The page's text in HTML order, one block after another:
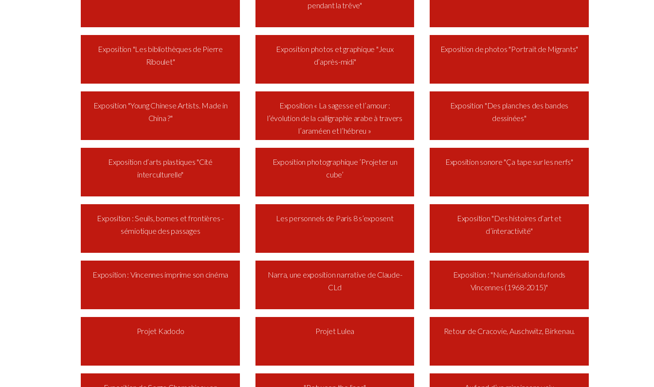
pendant la trêve"
Exposition "Les bibliothèques de Pierre
Riboulet"
Exposition photos et graphique "Jeux
d’après-midi"
Exposition de photos "Portrait de Migrants"
Exposition "Young Chinese Artists. Made in
China ?"
Exposition « La sagesse et l’amour :
l’évolution de la calligraphie arabe à travers
l’araméen et l’hébreu »
Exposition "Des planches des bandes
dessinées"
Exposition d’arts plastiques "Cité
interculturelle"
Exposition photographique ’Projeter un
cube’
Exposition sonore "Ça tape sur les nerfs"
Exposition : Seuils, bornes et frontières -
sémiotique des passages
Les personnels de Paris 8 s’exposent
Exposition "Des histoires d’art et
d’interactivité"
Exposition : Vincennes imprime son cinéma
Narra, une exposition narrative de Claude-
CLd
Exposition : "Numérisation du fonds
Vincennes (1968-2015)"
Projet Kadodo Projet Lulea Retour de Cracovie, Auschwitz, Birkenau.